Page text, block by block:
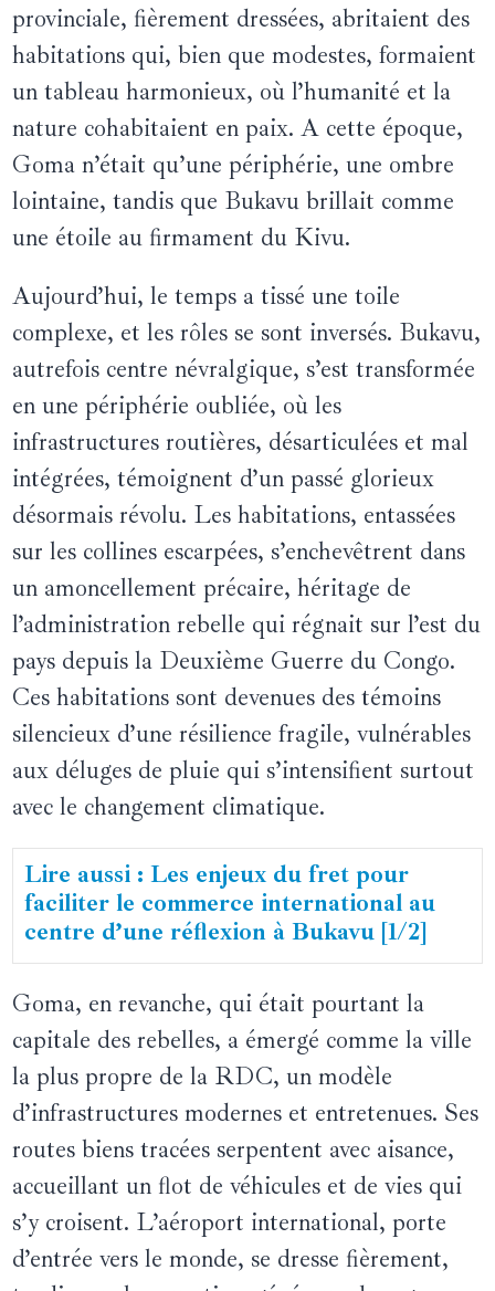
provinciale, fièrement dressées, abritaient des
habitations qui, bien que modestes, formaient
un tableau harmonieux, où l’humanité et la
nature cohabitaient en paix. A cette époque,
Goma n’était qu’une périphérie, une ombre
lointaine, tandis que Bukavu brillait comme
une étoile au firmament du Kivu.
Aujourd’hui, le temps a tissé une toile
complexe, et les rôles se sont inversés. Bukavu,
autrefois centre névralgique, s’est transformée
en une périphérie oubliée, où les
infrastructures routières, désarticulées et mal
intégrées, témoignent d’un passé glorieux
désormais révolu. Les habitations, entassées
sur les collines escarpées, s’enchevêtrent dans
un amoncellement précaire, héritage de
l’administration rebelle qui régnait sur l’est du
pays depuis la Deuxième Guerre du Congo.
Ces habitations sont devenues des témoins
silencieux d’une résilience fragile, vulnérables
aux déluges de pluie qui s’intensifient surtout
avec le changement climatique.
Lire aussi : Les enjeux du fret pour
faciliter le commerce international au
centre d’une réflexion à Bukavu [1/2]
Goma, en revanche, qui était pourtant la
capitale des rebelles, a émergé comme la ville
la plus propre de la RDC, un modèle
d’infrastructures modernes et entretenues. Ses
routes biens tracées serpentent avec aisance,
accueillant un flot de véhicules et de vies qui
s’y croisent. L’aéroport international, porte
d’entrée vers le monde, se dresse fièrement,